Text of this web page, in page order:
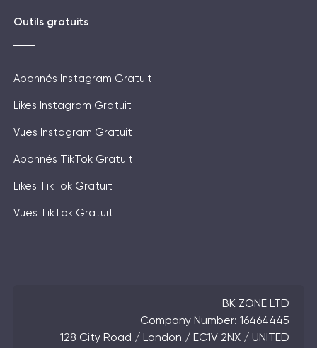
Outils gratuits
Abonnés Instagram Gratuit
Likes Instagram Gratuit
Vues Instagram Gratuit
Abonnés TikTok Gratuit
Likes TikTok Gratuit
Vues TikTok Gratuit
BK ZONE LTD
Company Number: 16464445
128 City Road / London / EC1V 2NX / UNITED